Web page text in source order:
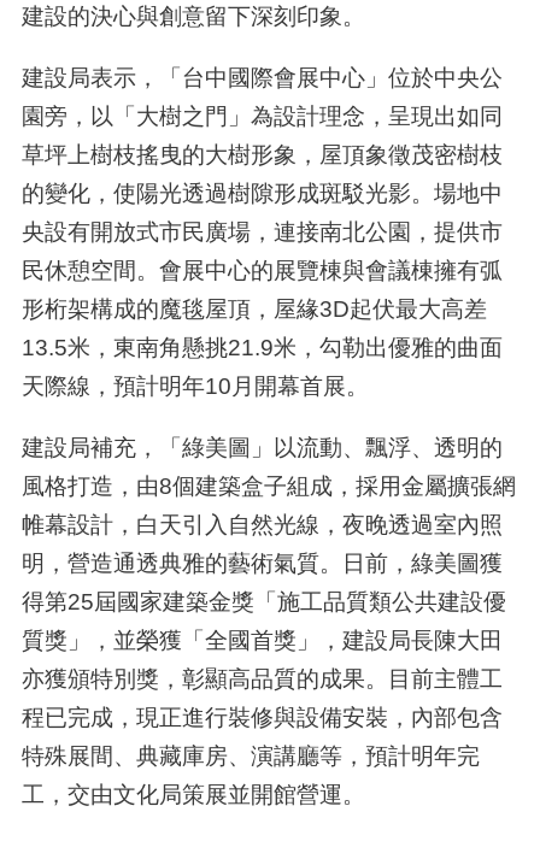
建設的決心與創意留下深刻印象。
建設局表示，「台中國際會展中心」位於中央公
園旁，以「大樹之門」為設計理念，呈現出如同
草坪上樹枝搖曳的大樹形象，屋頂象徵茂密樹枝
的變化，使陽光透過樹隙形成斑駁光影。場地中
央設有開放式市民廣場，連接南北公園，提供市
民休憩空間。會展中心的展覽棟與會議棟擁有弧
形桁架構成的魔毯屋頂，屋緣3D起伏最大高差
13.5米，東南角懸挑21.9米，勾勒出優雅的曲面
天際線，預計明年10月開幕首展。
建設局補充，「綠美圖」以流動、飄浮、透明的
風格打造，由8個建築盒子組成，採用金屬擴張網
帷幕設計，白天引入自然光線，夜晚透過室內照
明，營造通透典雅的藝術氣質。日前，綠美圖獲
得第25屆國家建築金獎「施工品質類公共建設優
質獎」，並榮獲「全國首獎」，建設局長陳大田
亦獲頒特別獎，彰顯高品質的成果。目前主體工
程已完成，現正進行裝修與設備安裝，內部包含
特殊展間、典藏庫房、演講廳等，預計明年完
工，交由文化局策展並開館營運。